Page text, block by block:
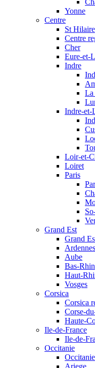
Yonne
Centre
St Hilaire
Centre
Cher
Eure-et-
Indre
La
Indre-et-
Loir-et-
Loiret
Paris
Grand Est
Grand
Ardennes
Aube
Bas-Rhin
Haut-
Vosges
Corsica
Corsica
Corse-
Haute-
Ile-de-France
Ile-de-
Occitanie
Ariege